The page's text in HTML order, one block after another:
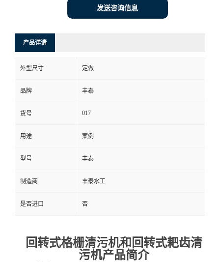
发送咨询信息
产品详请
外型尺寸 定做
品牌 丰泰
货号 017
用途 案例
型号 丰泰
制造商 丰泰水工
是否进口 否
回转式格栅清污机和回转式耙齿清
污机产品简介